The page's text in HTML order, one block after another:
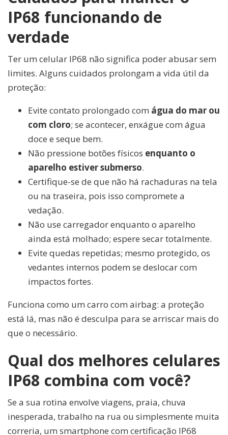
IP68 funcionando de
verdade
Ter um celular IP68 não significa poder abusar sem
limites. Alguns cuidados prolongam a vida útil da
proteção:
Evite contato prolongado com água do mar ou
com cloro; se acontecer, enxágue com água
doce e seque bem.
Não pressione botões físicos enquanto o
aparelho estiver submerso.
Certifique-se de que não há rachaduras na tela
ou na traseira, pois isso compromete a
vedação.
Não use carregador enquanto o aparelho
ainda está molhado; espere secar totalmente.
Evite quedas repetidas; mesmo protegido, os
vedantes internos podem se deslocar com
impactos fortes.
Funciona como um carro com airbag: a proteção
está lá, mas não é desculpa para se arriscar mais do
que o necessário.
Qual dos melhores celulares
IP68 combina com você?
Se a sua rotina envolve viagens, praia, chuva
inesperada, trabalho na rua ou simplesmente muita
correria, um smartphone com certificação IP68